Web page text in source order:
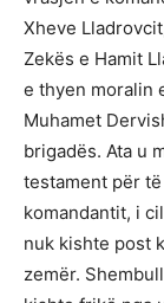
Xheve
Zekës e Hamit
e thyen moralin
Muhamet
brigadës. Ata u
testament për
komandantit, i
nuk kishte post
zemër.